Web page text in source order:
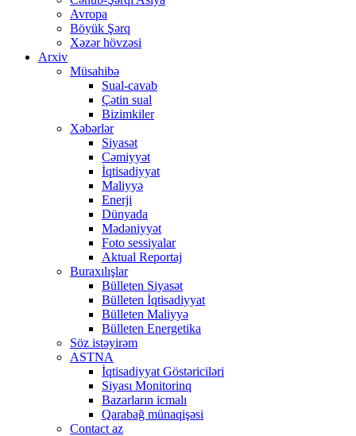
Avropa
Böyük Şərq
Xəzər hövzəsi
Arxiv
Müsahibə
Sual-cavab
Çətin sual
Bizimkiler
Xəbərlər
Siyasət
Cəmiyyət
İqtisadiyyat
Maliyyə
Enerji
Dünyada
Mədəniyyət
Foto sessiyalar
Aktual Reportaj
Buraxılışlar
Bülleten Siyasət
Bülleten İqtisadiyyat
Bülleten Maliyyə
Bülleten Energetika
Söz istəyirəm
ASTNA
İqtisadiyyat Göstəriciləri
Siyası Monitorinq
Bazarların icmalı
Qarabağ münaqişəsi
Contact az